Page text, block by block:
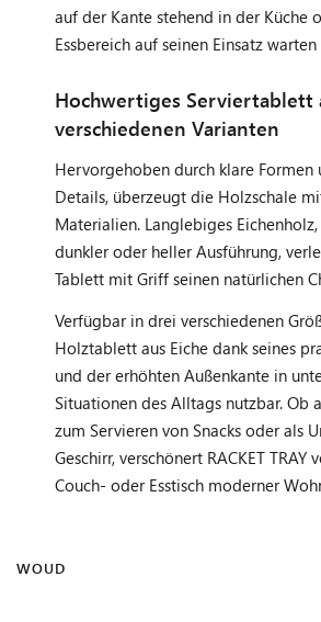
auf der Kante stehend in der Küche
Essbereich auf seinen Einsatz warten
Hochwertiges Serviertablett
verschiedenen Varianten
Hervorgehoben durch klare Formen
Details, überzeugt die Holzschale
Materialien. Langlebiges
dunkler oder heller Ausführung,
Tablett mit Griff seinen natürlichen
Verfügbar in drei verschiedenen
Holztablett aus Eiche dank seines
und der erhöhten Außenkante in
Situationen des Alltags nutzbar. Ob
zum Servieren von Snacks oder als
Geschirr, verschönert RACKET TRAY
Couch- oder Esstisch moderner
WOUD